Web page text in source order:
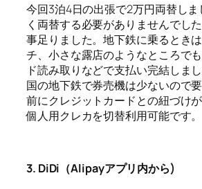
今回3泊4日の出張で2万円両替し
く両替する必要がありませんでし
事足りました。地下鉄に乗るときは
チ、小さな露店のようなところで
ド読み取りなどで支払い完結しま
国の地下鉄で券売機は少ないので
前にクレジットカードとの紐づけ
個人用クレカを切替利用可能です。
3. DiDi（Alipayアプリ内から)